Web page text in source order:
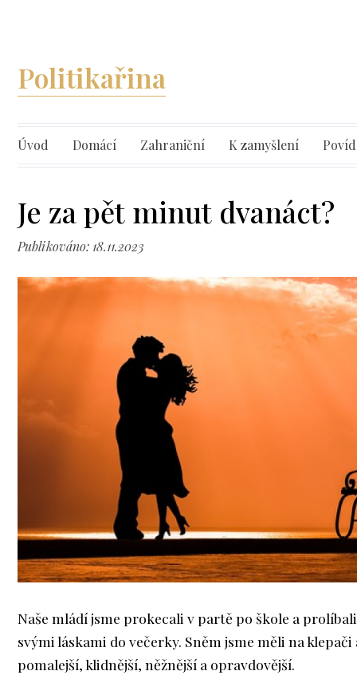
Politikařina
Úvod Domácí Zahraniční K zamyšlení
Je za pět minut dvanáct?
Publikováno: 18.11.2023
Naše mládí jsme prokecali v partě po škole a prolíbali
svými láskami do večerky. Sněm jsme měli na
pomalejší, klidnější, něžnější a opravdovější.